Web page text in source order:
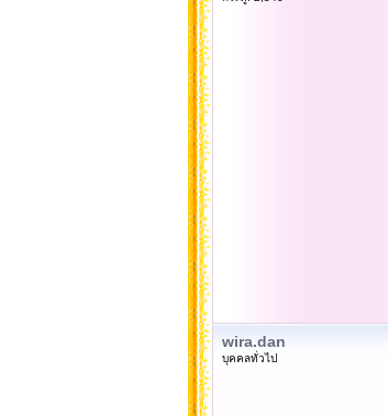
wira.dan
บุคคลทั่วไป